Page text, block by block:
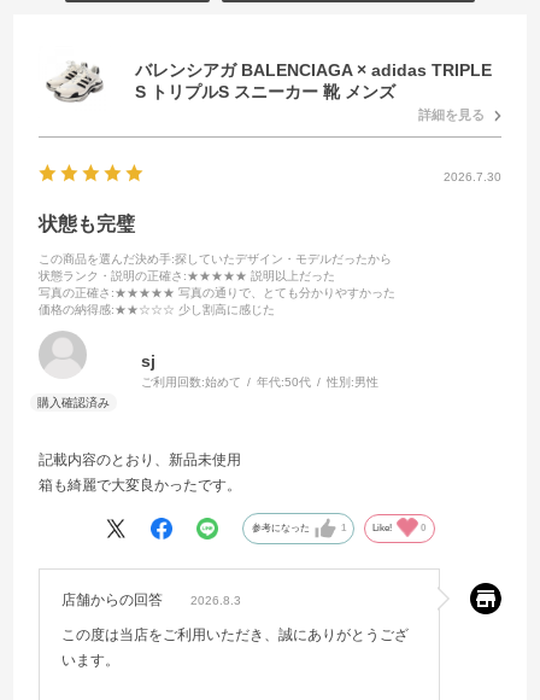
バレンシアガ BALENCIAGA × adidas TRIPLE
S トリプルS スニーカー 靴 メンズ
詳細を見る
2026.7.30
状態も完璧
この商品を選んだ決め手:探していたデザイン・モデルだったから
状態ランク・説明の正確さ :★★★★★ 説明以上だった
写真の正確さ :★★★★★ 写真の通りで、とても分かりやすかった
価格の納得感:★★☆☆☆ 少し割高に感じた
sj
ご利用回数:始めて 年代:50代 性別:男性
記載内容のとおり、新品未使用
箱も綺麗で大変良かったです。
参考になった 1 Like! 0
店舗からの回答 2026.8.3
この度は当店をご利用いただき、誠にありがとうござ
います。